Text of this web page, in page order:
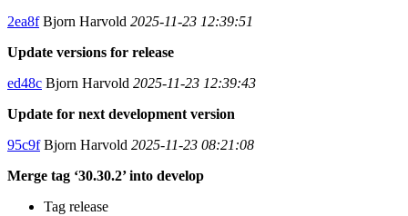
2ea8fBjorn Harvold 2025-11-23 12:39:51
Update versions for release
ed48c Bjorn Harvold 2025-11-23 12:39:43
Update for next development version
95c9fBjorn Harvold 2025-11-23 08:21:08
Merge tag ‘30.30.2’ into develop
Tag release